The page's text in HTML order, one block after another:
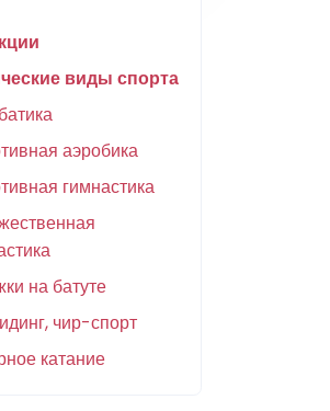
виды спорта
аэробика
гимнастика
на батуте
чир-спорт
катание